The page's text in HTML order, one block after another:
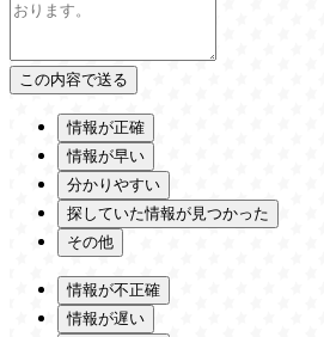
情報が正確
情報が早い
分かりやすい
探していた情報が見つかった
その他
情報が不正確
情報が遅い